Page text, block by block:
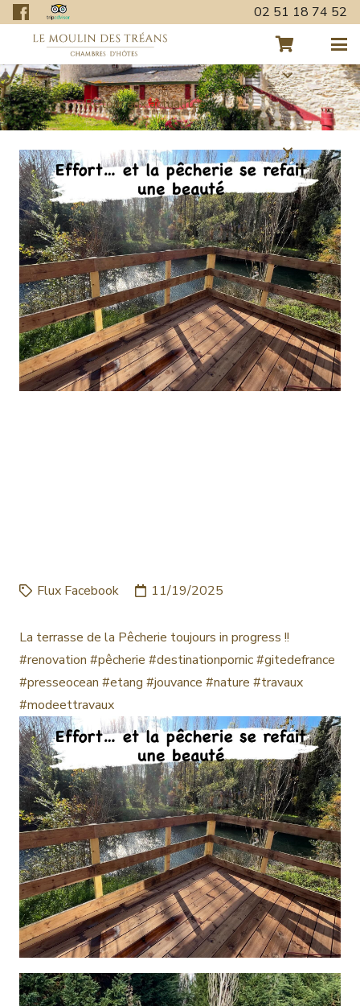
02 51 18 74 52
Retour aux actualités
Flux Facebook 11/19/2025
La terrasse de la Pêcherie toujours in progress !!
#renovation #pêcherie #destinationpornic #gitedefrance
#presseocean #etang #jouvance #nature #travaux
#modeettravaux